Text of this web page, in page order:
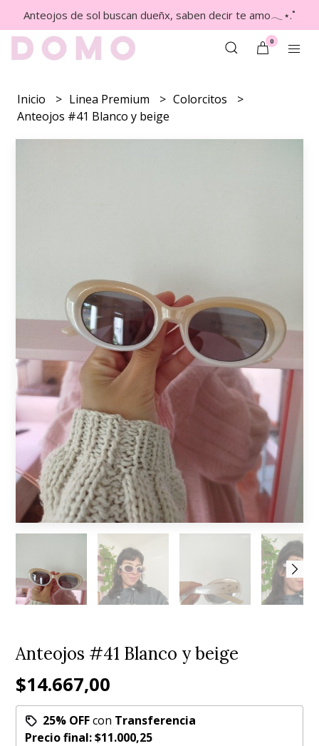
Anteojos de sol buscan dueñx, saben decir te amo𓂃⋆.˚
0
Inicio Linea Premium
Colorcitos
Anteojos #41 Blanco y beige
Anteojos #41 Blanco y beige
$14.667,00
25% OFFcon Transferencia
Precio final:$11.000,25